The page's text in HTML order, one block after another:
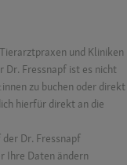
und Kliniken
Dr. Fressnapf ist es nicht
zu buchen oder direkt
hierfür direkt an die
Dr. Fressnapf
Ihre Daten ändern